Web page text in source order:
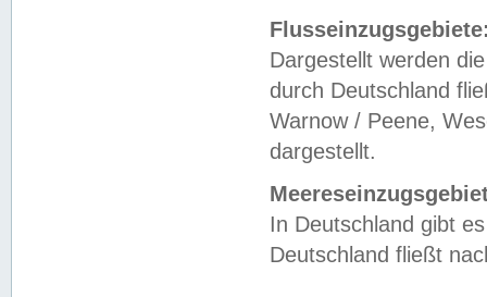
Dargestellt werden
durch Deutschland
Warnow / Peene,
dargestellt.
In Deutschland gibt
Deutschland fließt